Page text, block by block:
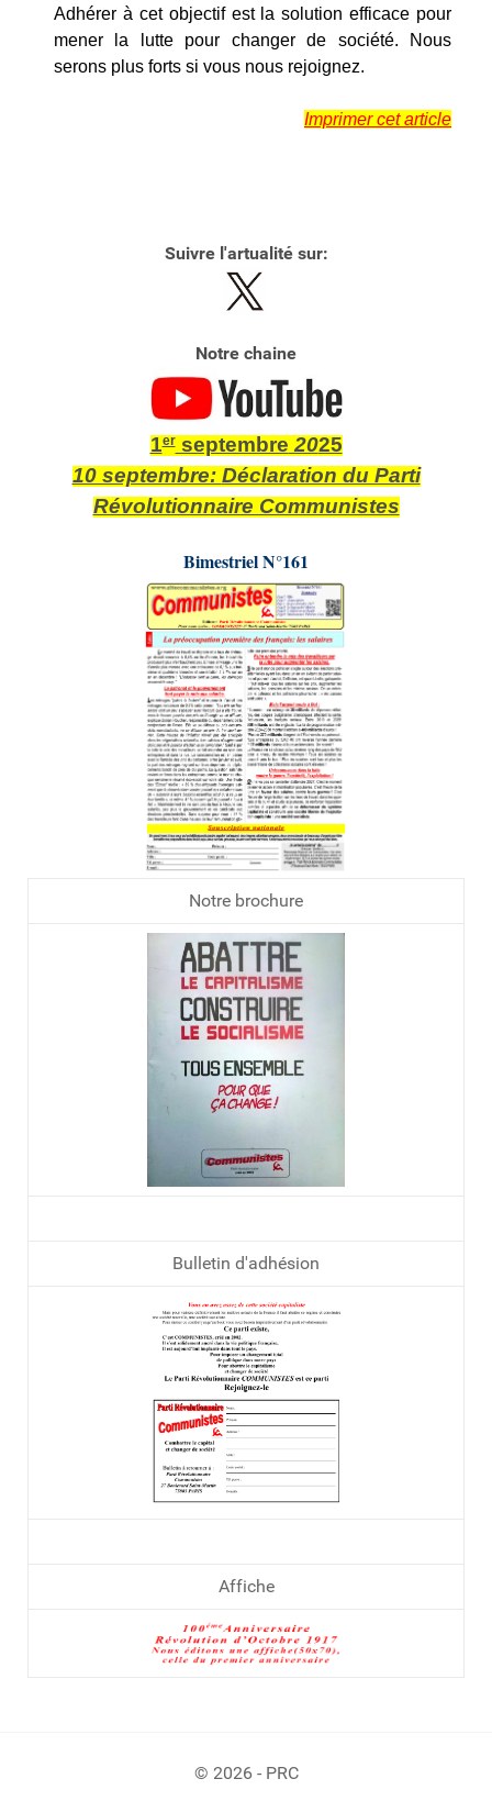
Adhérer à cet objectif est la solution efficace pour
mener la lutte pour changer de société. Nous
serons plus forts si vous nous rejoignez.
Imprimer cet article
Suivre l'artualité sur:
Notre chaine
1erseptembre 2025
10 septembre: Déclaration du Parti
Révolutionnaire Communistes
Bimestriel N°161
Notre brochure
Bulletin d'adhésion
Affiche
© 2026 - PRC